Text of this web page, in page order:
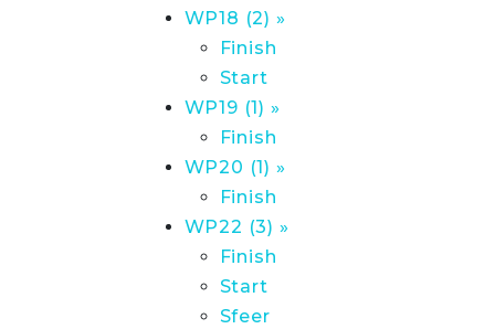
WP18 (2) »
Finish
Start
WP19 (1) »
Finish
WP20 (1) »
Finish
WP22 (3) »
Finish
Start
Sfeer